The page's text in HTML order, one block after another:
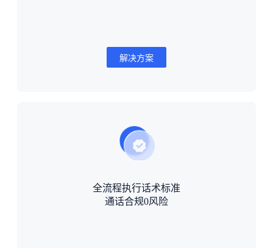
解决方案
全流程执行话术标准
通话合规0风险